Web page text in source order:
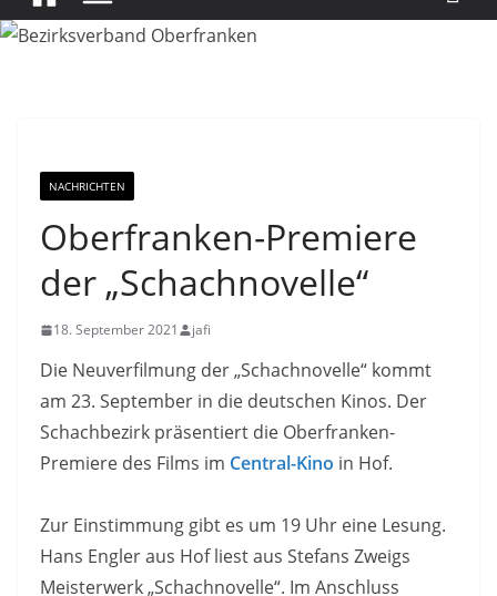
NACHRICHTEN
Oberfranken-Premiere
der „Schachnovelle“
18. September 2021 jafi
Die Neuverfilmung der „Schachnovelle“ kommt
am 23. September in die deutschen Kinos. Der
Schachbezirk präsentiert die Oberfranken-
Premiere des Films im Central-Kino in Hof.
Zur Einstimmung gibt es um 19 Uhr eine Lesung.
Hans Engler aus Hof liest aus Stefans Zweigs
Meisterwerk „Schachnovelle“. Im Anschluss